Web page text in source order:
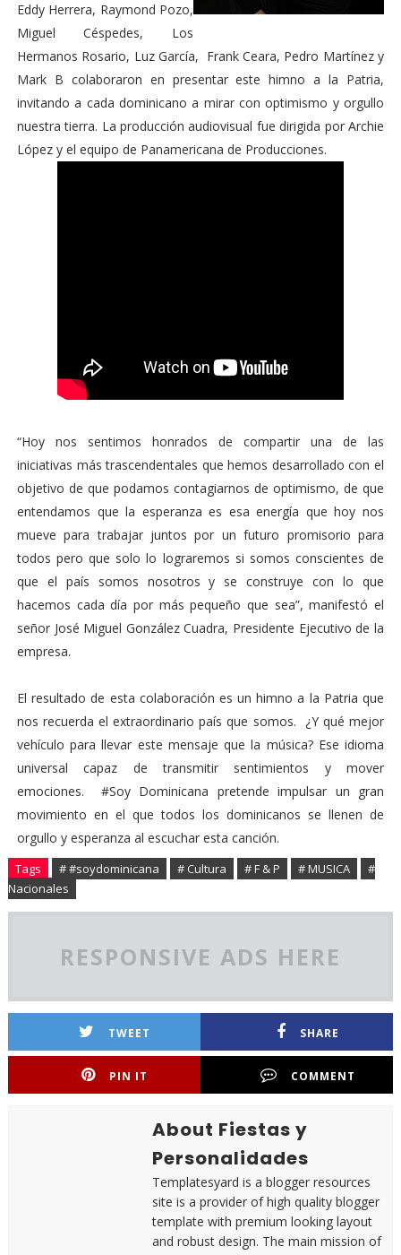
Eddy Herrera, Raymond Pozo,
Miguel Céspedes, Los
Hermanos Rosario, Luz García, Frank Ceara, Pedro Martínez y
Mark B colaboraron en presentar este himno a la Patria,
invitando a cada dominicano a mirar con optimismo y orgullo
nuestra tierra. La producción audiovisual fue dirigida por Archie
López y el equipo de Panamericana de Producciones.
“Hoy nos sentimos honrados de compartir una de las
iniciativas más trascendentales que hemos desarrollado con el
objetivo de que podamos contagiarnos de optimismo, de que
entendamos que la esperanza es esa energía que hoy nos
mueve para trabajar juntos por un futuro promisorio para
todos pero que solo lo lograremos si somos conscientes de
que el país somos nosotros y se construye con lo que
hacemos cada día por más pequeño que sea”, manifestó el
señor José Miguel González Cuadra, Presidente Ejecutivo de la
empresa.
El resultado de esta colaboración es un himno a la Patria que
nos recuerda el extraordinario país que somos. ¿Y qué mejor
vehículo para llevar este mensaje que la música? Ese idioma
universal capaz de transmitir sentimientos y mover
emociones. #Soy Dominicana pretende impulsar un gran
movimiento en el que todos los dominicanos se llenen de
orgullo y esperanza al escuchar esta canción.
Tags # #soydominicana # Cultura # F & P # MUSICA
#
Nacionales
RESPONSIVE ADS HERE
TWEET SHARE
PIN IT COMMENT
About Fiestas y
Personalidades
Templatesyard is a blogger resources
site is a provider of high quality blogger
template with premium looking layout
and robust design. The main mission of